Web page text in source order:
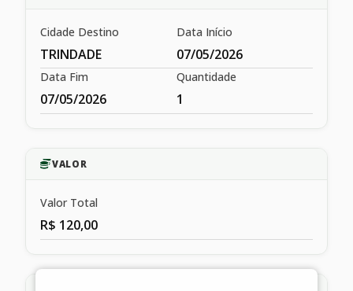
Cidade Destino
TRINDADE
Data Início
07/05/2026
Data Fim
07/05/2026
Quantidade
1
VALOR
Valor Total
R$ 120,00